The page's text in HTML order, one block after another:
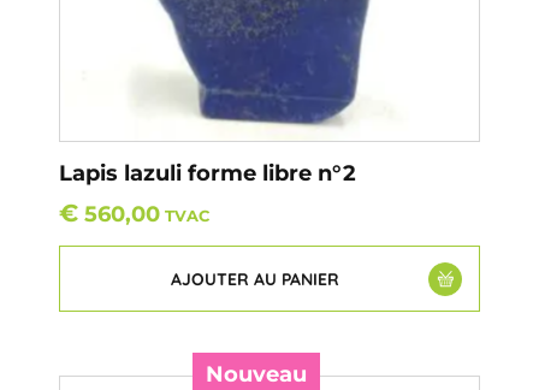
Lapis lazuli forme libre n°2
€560,00TVAC
AJOUTER AU PANIER
Nouveau